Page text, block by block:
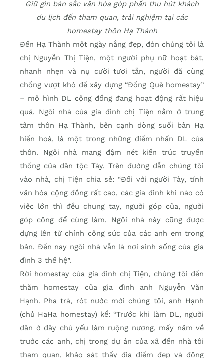
Giữ gìn bản sắc văn hóa góp phần thu hút khách
du lịch đến tham quan, trải nghiệm tại các
homestay thôn Hạ Thành
Đến Hạ Thành một ngày nắng đẹp, đón chúng tôi là
chị Nguyễn Thị Tiện, một người phụ nữ hoạt bát,
nhanh nhẹn và nụ cười tươi tắn, người đã cùng
chồng vượt khó để xây dựng “Đồng Quê homestay”
– mô hình DL cộng đồng đang hoạt động rất hiệu
quả. Ngôi nhà của gia đình chị Tiện nằm ở trung
tâm thôn Hạ Thành, bên cạnh dòng suối bản Hạ
hiền hoà, là một trong những điểm nhấn DL của
thôn. Ngôi nhà mang đậm nét kiến trúc truyền
thống của dân tộc Tày. Trên đường dẫn chúng tôi
vào nhà, chị Tiện chia sẻ: “Đối với người Tày, tính
văn hóa cộng đồng rất cao, các gia đình khi nào có
việc lớn thì đều chung tay, người góp của, người
góp công để cùng làm. Ngôi nhà này cũng được
dựng lên từ chính công sức của các anh em trong
bản. Đến nay ngôi nhà vẫn là nơi sinh sống của gia
đình 3 thế hệ”.
Rời homestay của gia đình chị Tiện, chúng tôi đến
thăm homestay của gia đình anh Nguyễn Văn
Hạnh. Pha trà, rót nước mời chúng tôi, anh Hạnh
(chủ HaHa homestay) kể: “Trước khi làm DL, người
dân ở đây chủ yếu làm ruộng nương, mấy năm về
trước các anh, chị trong dự án của xã đến nhà tôi
tham quan, khảo sát thấy địa điểm đẹp và động